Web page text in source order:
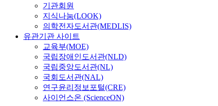
기관회원
지식나눔(LOOK)
의학전자도서관(MEDLIS)
유관기관 사이트
교육부(MOE)
국립장애인도서관(NLD)
국립중앙도서관(NL)
국회도서관(NAL)
연구윤리정보포털(CRE)
사이언스온 (ScienceON)